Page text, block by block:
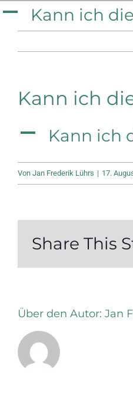
Zum
Inhalt
springen
A Kann ich
Kann ich
A Kann ich
Von Jan Frederik Lührs | 17.
Share This
Über den Autor: Jan